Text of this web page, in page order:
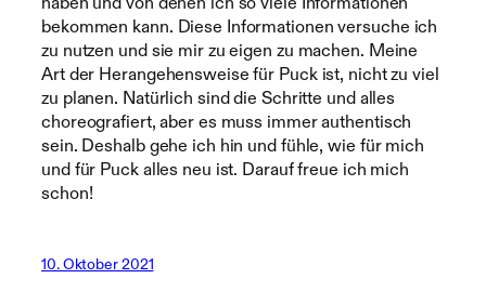
bekommen kann. Diese Informationen versuche ich
zu nutzen und sie mir zu eigen zu machen. Meine
Art der Herangehensweise für Puck ist, nicht zu viel
zu planen. Natürlich sind die Schritte und alles
choreografiert, aber es muss immer authentisch
sein. Deshalb gehe ich hin und fühle, wie für mich
und für Puck alles neu ist. Darauf freue ich mich
schon!
10. Oktober 2021